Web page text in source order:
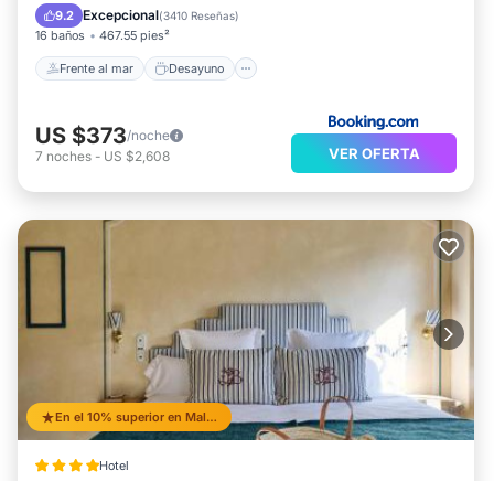
9.2 Excepcional(3410 Reseñas)
16 baños 467.55 pies²
Frente al mar Desayuno
Aparcamiento
US $373/noche
7 noches - US $2,608 VER OFERTA
En el 10% superior en Malaga Historic Centre
Hotel